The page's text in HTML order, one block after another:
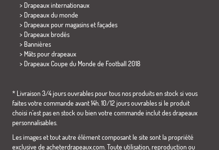
> Drapeaux internationaux
> Drapeaux du monde
> Drapeaux pour magasins et façades
> Drapeaux brodés
> Bannières
> Mâts pour drapeaux
> Drapeaux Coupe du Monde de Football 2018
* Livraison 3/4 jours ouvrables pour tous nos produits en stock si vous
faites votre commande avant 14h. 10/12 jours ouvrables si le produit
choisi n´est pas en stock ou bien votre commande inclut des drapeaux
personnalisables.
Les images et tout autre élément composant le site sont la propriété
exclusive de acheterdrapeaux.com. Toute utilisation, reproduction ou